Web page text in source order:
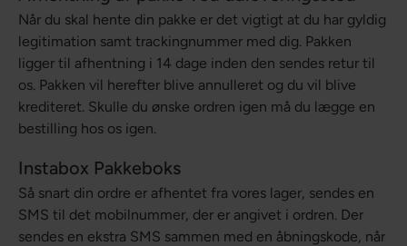
Når du skal hente din pakke er det vigtigt at du har gyldig
legitimation samt trackingnummer med dig. Pakken
ligger til afhentning i 14 dage inden den sendes retur til
os. Pakken vil herefter blive annulleret og du vil blive
krediteret. Skulle du ønske ordren igen må du lægge en
bestilling hos os igen.
Instabox Pakkeboks
Så snart din ordre er afhentet fra vores lager, sendes en
SMS til det mobilnummer, der er angivet i ordren. Der
sendes en ekstra SMS sammen med en åbningskode, når